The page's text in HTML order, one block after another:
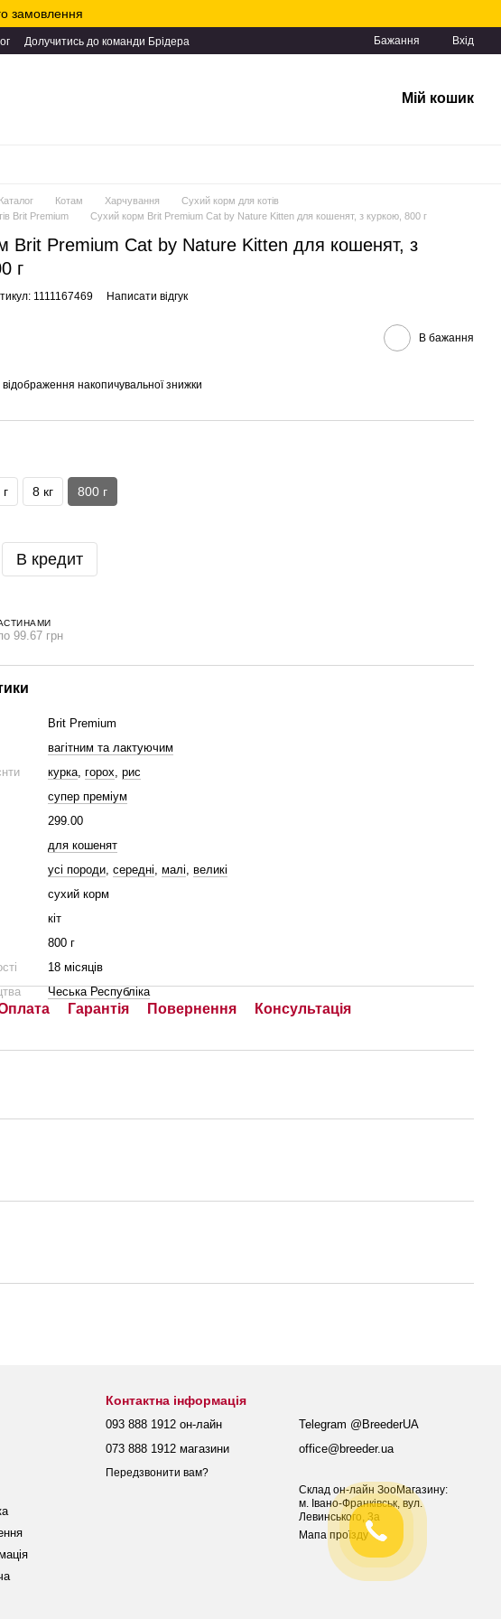
замовлення
Долучитись до команди Брідера Бажання Вхід
Мій кошик
Котам Харчування
Сухий корм для котів
Brit Premium
Сухий корм Brit Premium Cat by Nature Kitten для кошенят, з куркою, 800 г
Brit Premium Cat by Nature Kitten для кошенят, з
г
1111167469 Написати відгук
В бажання
відображення накопичувальної знижки
8 кг 800 г
В кредит
99.67 грн
Brit Premium
вагітним та лактуючим
курка, горох, рис
супер преміум
299.00
для кошенят
усі породи, середні, малі, великі
сухий корм
кіт
800 г
18 місяців
Чеська Республіка
Гарантія Повернення Консультація
Контактна інформація
093 888 1912 он-лайн
073 888 1912 магазини
Передзвонити вам?
Telegram @BreederUA
office@breeder.ua
Склад он-лайн ЗооМагазину:
м. Івано-Франківськ, вул.
Левинського, 3а
Мапа проїзду